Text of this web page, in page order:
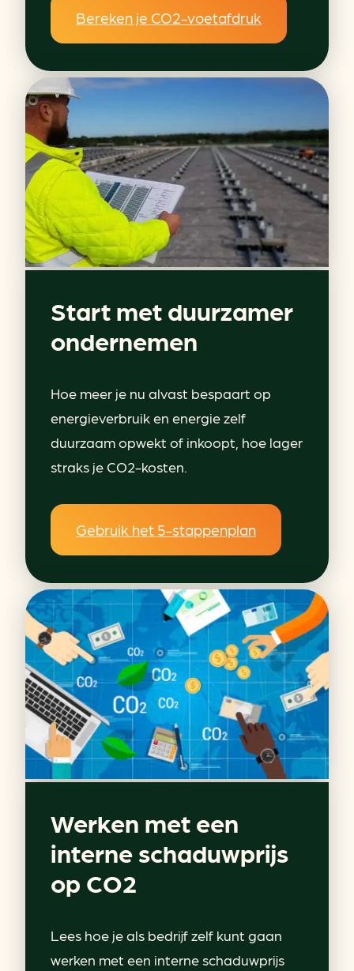
Bereken je CO2-voetafdruk
Start met duurzamer
ondernemen
Hoe meer je nu alvast bespaart op
energieverbruik en energie zelf
duurzaam opwekt of inkoopt, hoe lager
straks je CO2-kosten.
Gebruik het 5-stappenplan
Werken met een
interne schaduwprijs
op CO2
Lees hoe je als bedrijf zelf kunt gaan
werken met een interne schaduwprijs